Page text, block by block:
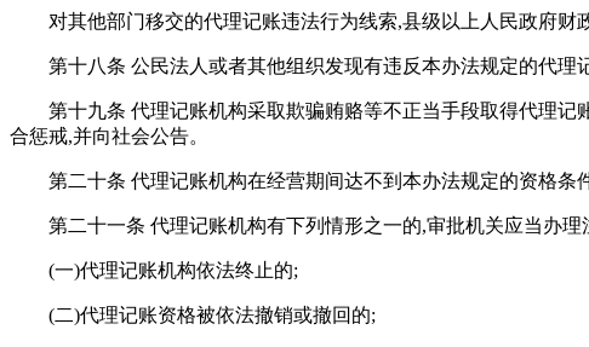
对其他部门移交的代理记账违法行为线索,县级以上人民政府财
第十八条 公民法人或者其他组织发现有违反本办法规定的代
第十九条 代理记账机构采取欺骗贿赂等不正当手段取得代理
合惩戒,并向社会公告。
第二十条 代理记账机构在经营期间达不到本办法规定的资格条
第二十一条 代理记账机构有下列情形之一的,审批机关应当办
(一)代理记账机构依法终止的;
(二)代理记账资格被依法撤销或撤回的;